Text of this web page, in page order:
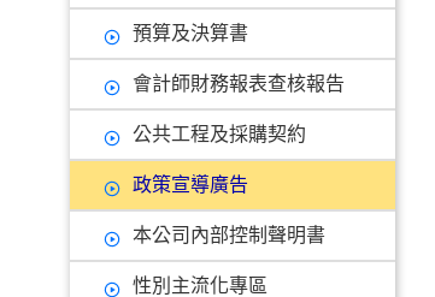
預算及決算書
會計師財務報表查核報告
公共工程及採購契約
政策宣導廣告
本公司內部控制聲明書
性別主流化專區